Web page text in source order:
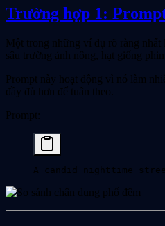
Trường hợp 1:
Một trong những ví dụ rõ ràng nhất
sâu trường ảnh nông, hạt giống
Prompt này hoạt động vì nó làm
đầy đủ hơn để tuân theo.
Prompt:
A candid nighttime